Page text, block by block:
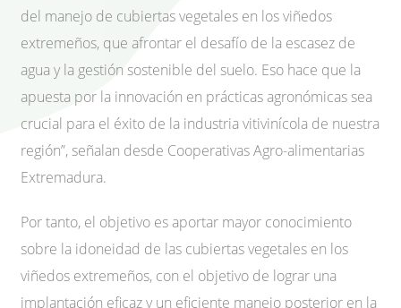
del manejo de cubiertas vegetales en los viñedos
extremeños, que afrontar el desafío de la escasez de
agua y la gestión sostenible del suelo. Eso hace que la
apuesta por la innovación en prácticas agronómicas sea
crucial para el éxito de la industria vitivinícola de nuestra
región”, señalan desde Cooperativas Agro-alimentarias
Extremadura.
Por tanto, el objetivo es aportar mayor conocimiento
sobre la idoneidad de las cubiertas vegetales en los
viñedos extremeños, con el objetivo de lograr una
implantación eficaz y un eficiente manejo posterior en la